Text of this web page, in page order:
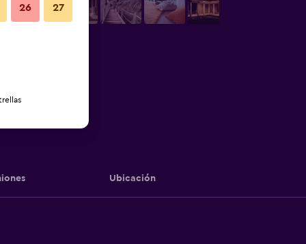
Ubicación
26 27